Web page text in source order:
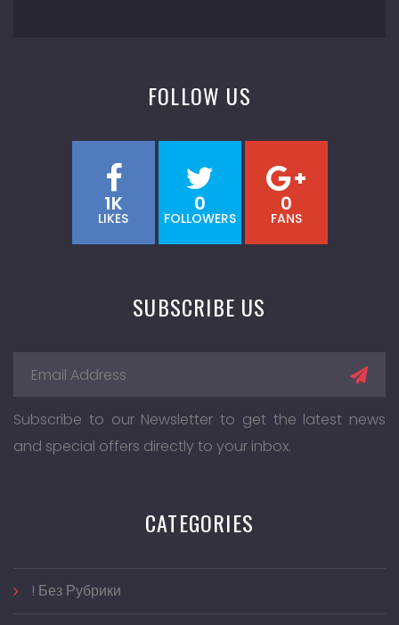
FOLLOW US
1K
LIKES
0
FOLLOWERS
0
FANS
SUBSCRIBE US
Subscribe to our Newsletter to get the latest news
and special offers directly to your inbox.
CATEGORIES
! Без Рубрики